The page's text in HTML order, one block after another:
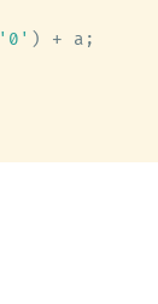
'0' ) + a;